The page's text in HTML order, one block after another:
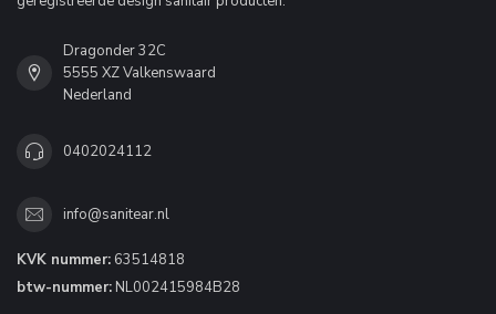
Dragonder 32C
5555 XZ Valkenswaard
Nederland
0402024112
info@sanitear.nl
KVK nummer: 63514818
btw-nummer: NL002415984B28